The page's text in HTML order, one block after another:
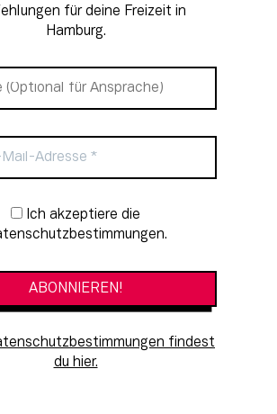
für deine Freizeit in
Hamburg.
Anmeldung
findest
du hier.